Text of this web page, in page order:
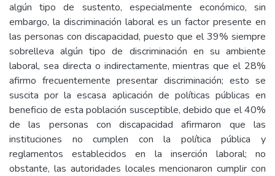
algún tipo de sustento, especialmente económico, sin
embargo, la discriminación laboral es un factor presente en
las personas con discapacidad, puesto que el 39% siempre
sobrelleva algún tipo de discriminación en su ambiente
laboral, sea directa o indirectamente, mientras que el 28%
afirmo frecuentemente presentar discriminación; esto se
suscita por la escasa aplicación de políticas públicas en
beneficio de esta población susceptible, debido que el 40%
de las personas con discapacidad afirmaron que las
instituciones no cumplen con la política pública y
reglamentos establecidos en la inserción laboral; no
obstante, las autoridades locales mencionaron cumplir con